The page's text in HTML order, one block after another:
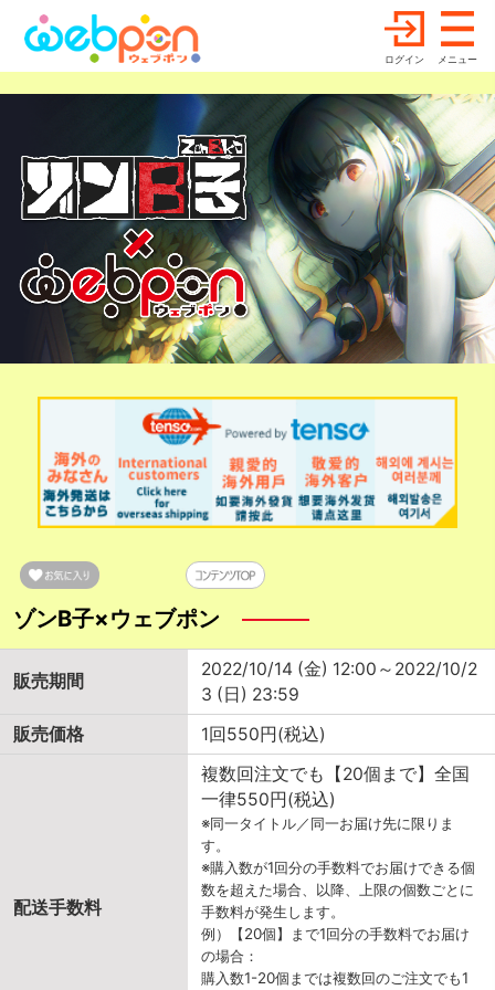
ログイン メニュー
ゾンB子×ウェブポン
販売期間
2022/10/14 (金) 12:00～2022/10/2
3 (日) 23:59
販売価格
1回550円(税込)
配送手数料
複数回注文でも【20個まで】全国
一律550円(税込)
※同一タイトル／同一お届け先に限りま
す。
※購入数が1回分の手数料でお届けできる個
数を超えた場合、以降、上限の個数ごとに
手数料が発生します。
例）【20個】まで1回分の手数料でお届け
の場合：
購入数1-20個までは複数回のご注文でも1